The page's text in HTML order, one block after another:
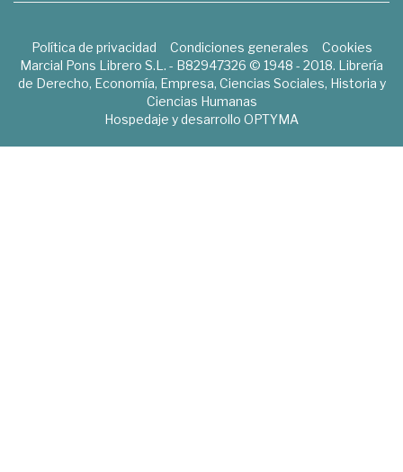
Política de privacidad Condiciones generales
Cookies
Marcial Pons Librero S.L. - B82947326 © 1948 - 2018. Librería
de Derecho, Economía, Empresa, Ciencias Sociales, Historia y
Ciencias Humanas
Hospedaje y desarrollo OPTYMA